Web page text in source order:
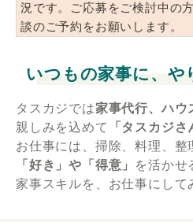
況です。ご応募をご検討中の
談のご予約をお願いします。
いつもの家事に、や
タスカジでは家事代行、ハウ
親しみを込めて
「タスカジ
お仕事には、掃除、料理、整
「好き」や「得意」
を活かせ
家事スキルを、お仕事にして